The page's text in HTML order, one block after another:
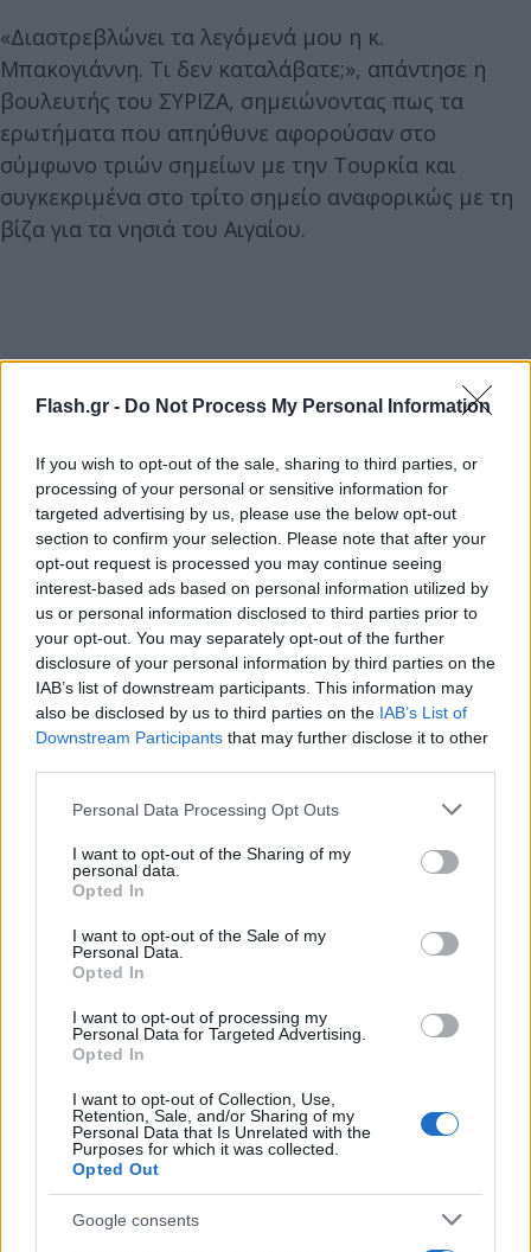
Flash.gr - Do Not Process My Personal Information
If you wish to opt-out of the sale, sharing to third parties, or
processing of your personal or sensitive information for
targeted advertising by us, please use the below opt-out
section to confirm your selection. Please note that after your
opt-out request is processed you may continue seeing
interest-based ads based on personal information utilized by
us or personal information disclosed to third parties prior to
your opt-out. You may separately opt-out of the further
disclosure of your personal information by third parties on the
IAB’s list of downstream participants. This information may
also be disclosed by us to third parties on the IAB’s List of
Downstream Participants that may further disclose it to other
Please note that this website/app uses one or more Google
not limited to your visit or usage behaviour. You may click to
grant or deny consent to Google and its third-party tags to
use your data for below specified purposes in below Google
consent section.
Personal Data Processing Opt Outs
I want to opt-out of the Sharing of my
personal data.
Opted In
I want to opt-out of the Sale of my
Personal Data.
Opted In
I want to opt-out of processing my
Personal Data for Targeted Advertising.
Opted In
I want to opt-out of Collection, Use,
Retention, Sale, and/or Sharing of my
Personal Data that Is Unrelated with the
Purposes for which it was collected.
Opted Out
Google consents
«Διαστρεβλώνει τα λεγόμενά μου η κ.
Μπακογιάννη. Τι δεν καταλάβατε;», απάντησε η
βουλευτής του ΣΥΡΙΖΑ, σημειώνοντας πως τα
ερωτήματα που απηύθυνε αφορούσαν στο
σύμφωνο τριών σημείων με την Τουρκία και
συγκεκριμένα στο τρίτο σημείο αναφορικώς με τη
βίζα για τα νησιά του Αιγαίου.
Καιρίδης: Μειωμένες οι μεταναστευτικές ροές
τον Οκτώβριο
Νωρίτερα, ο υπουργός Μετανάστευσης και Ασύλου,
Δημήτρης Καιρίδης ενημερώνοντας τη Βουλή για
το μεταναστευτικό, διαβεβαίωσε πως η κατάσταση
θα έχει ομαλοποιηθεί μέχρι τα Χριστούγεννα, ενώ